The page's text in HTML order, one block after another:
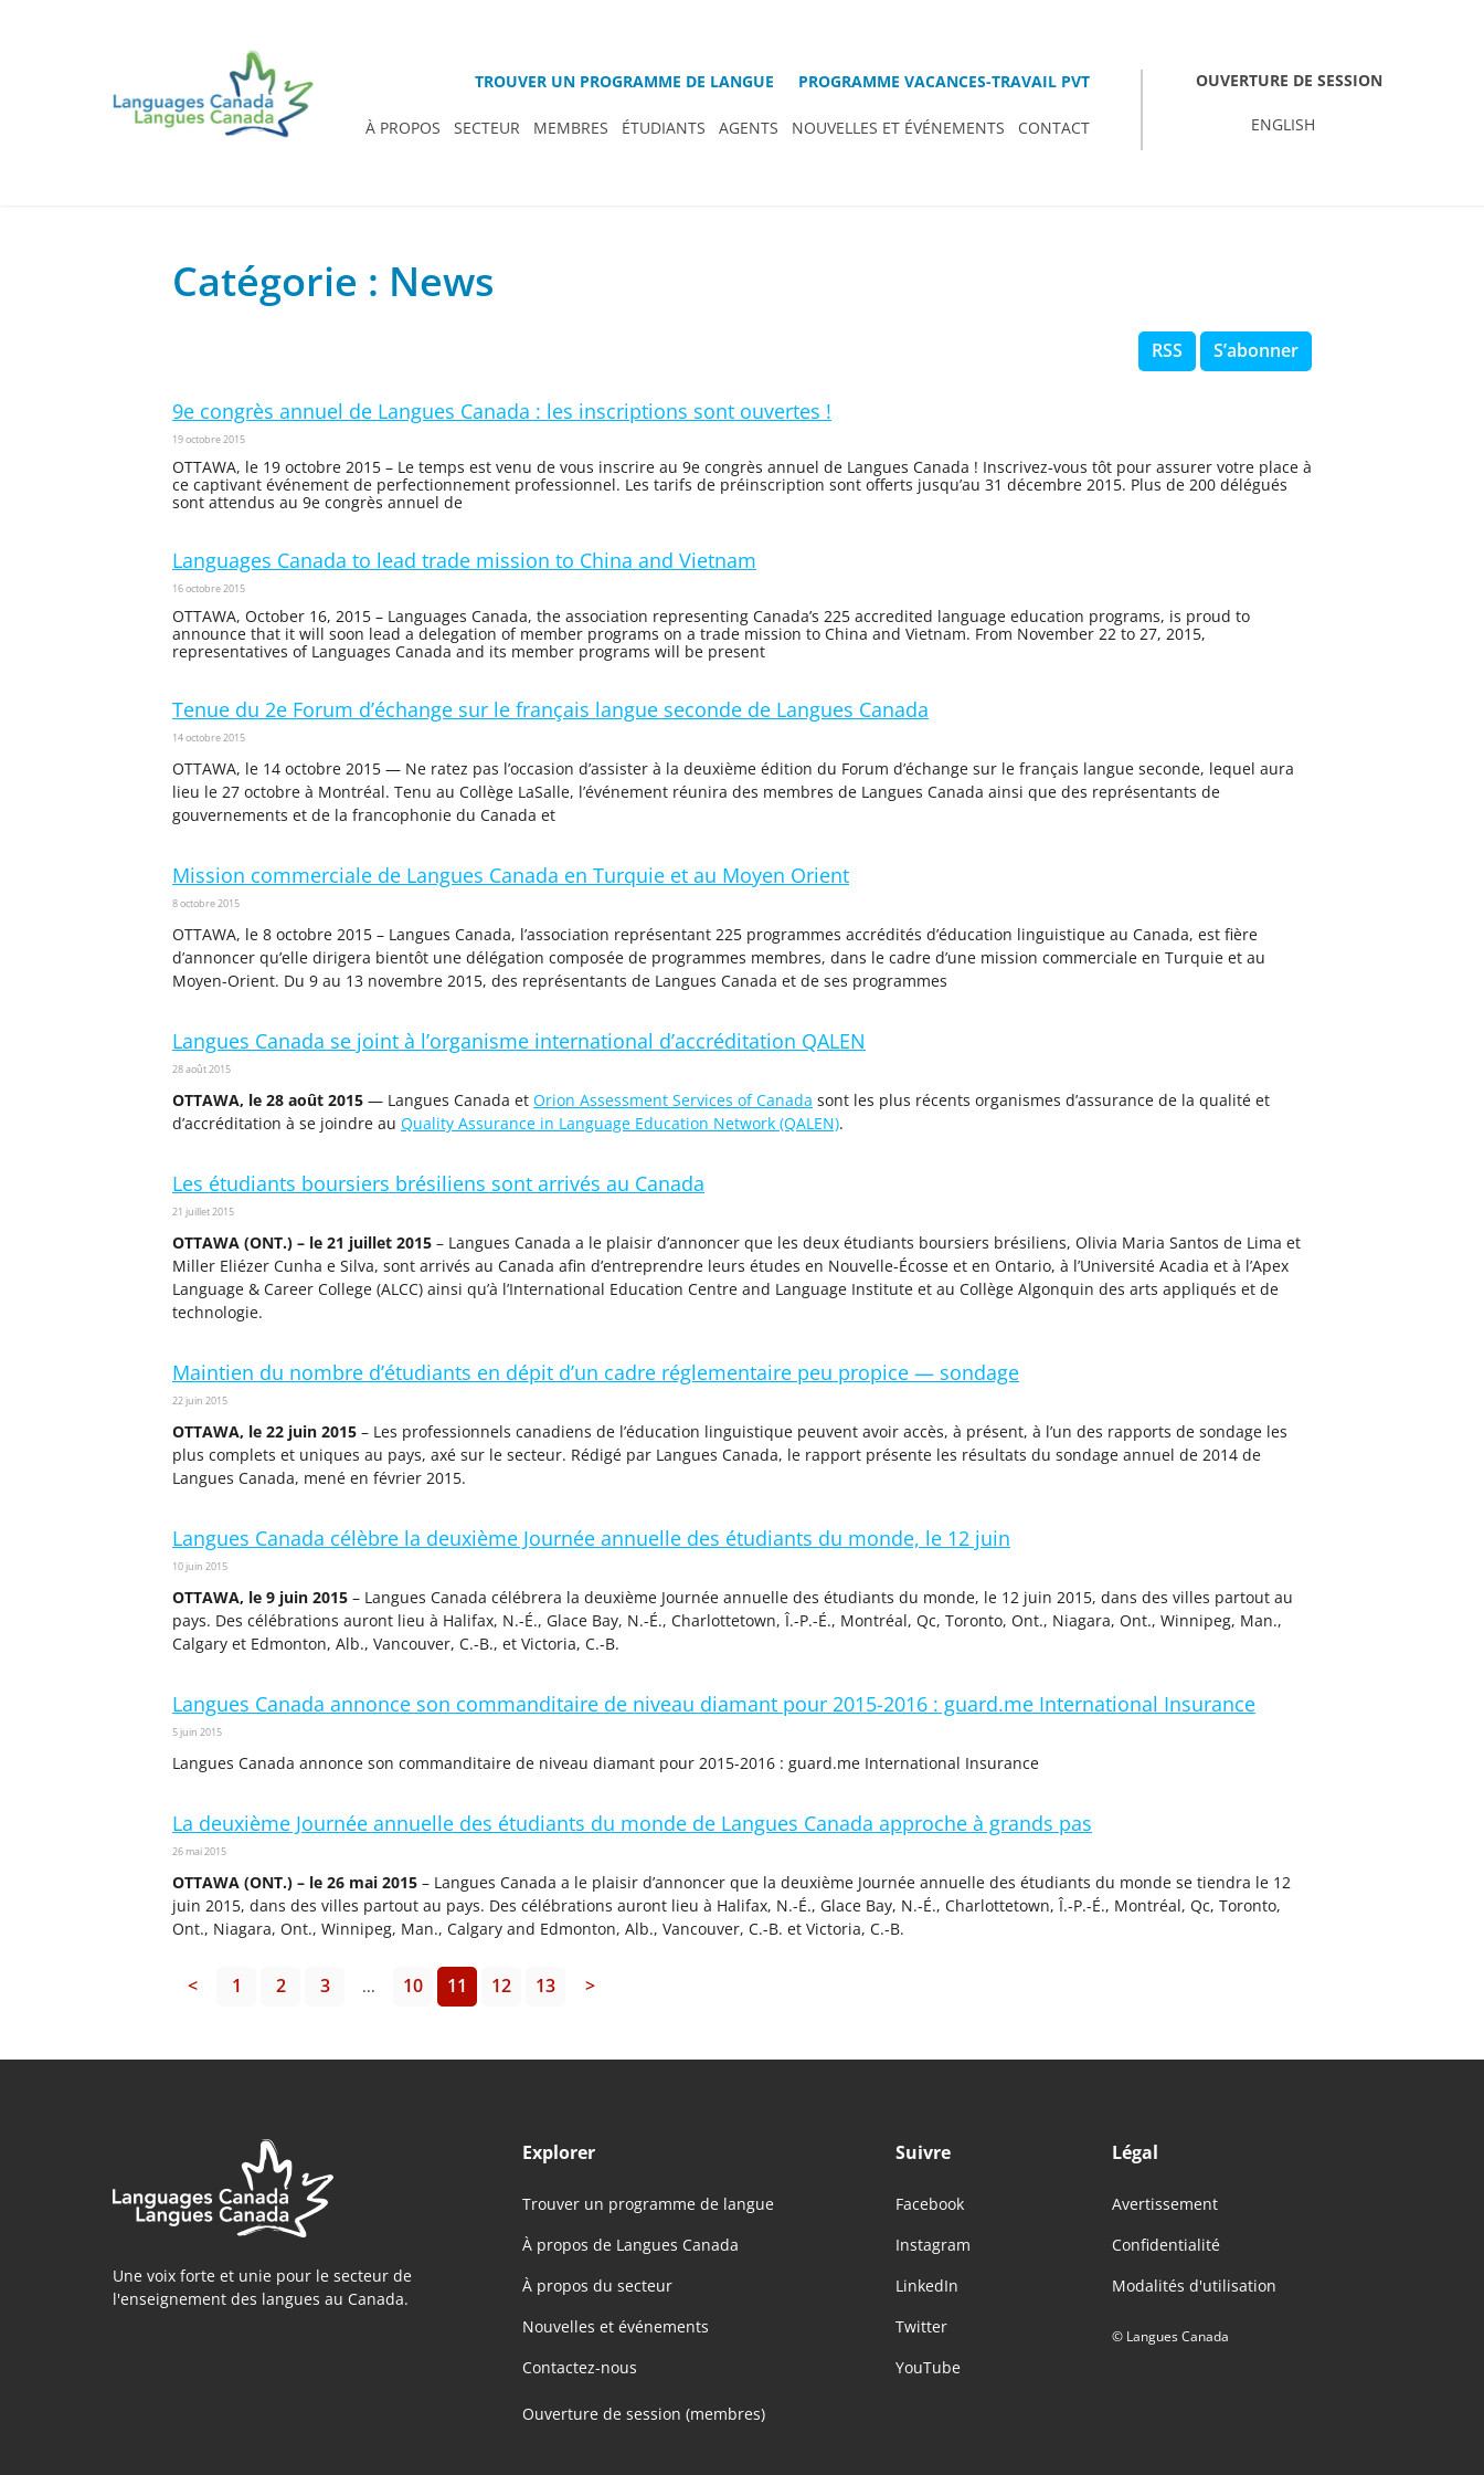
TROUVER UN PROGRAMME DE LANGUE PROGRAMME VACANCES-TRAVAIL PVT
À PROPOS SECTEUR MEMBRES ÉTUDIANTS AGENTS NOUVELLES ET ÉVÉNEMENTS CONTACT
OUVERTURE DE SESSION
ENGLISH
Catégorie : News
RSS S’abonner
9e congrès annuel de Langues Canada : les inscriptions sont ouvertes !
19 octobre 2015
OTTAWA, le 19 octobre 2015 – Le temps est venu de vous inscrire au 9e congrès annuel de Langues Canada ! Inscrivez‑vous tôt pour assurer votre place à
ce captivant événement de perfectionnement professionnel. Les tarifs de préinscription sont offerts jusqu’au 31 décembre 2015. Plus de 200 délégués
sont attendus au 9e congrès annuel de
Languages Canada to lead trade mission to China and Vietnam
16 octobre 2015
OTTAWA, October 16, 2015 – Languages Canada, the association representing Canada’s 225 accredited language education programs, is proud to
announce that it will soon lead a delegation of member programs on a trade mission to China and Vietnam. From November 22 to 27, 2015,
representatives of Languages Canada and its member programs will be present
Tenue du 2e Forum d’échange sur le français langue seconde de Langues Canada
14 octobre 2015
OTTAWA, le 14 octobre 2015 — Ne ratez pas l’occasion d’assister à la deuxième édition du Forum d’échange sur le français langue seconde, lequel aura
lieu le 27 octobre à Montréal. Tenu au Collège LaSalle, l’événement réunira des membres de Langues Canada ainsi que des représentants de
gouvernements et de la francophonie du Canada et
Mission commerciale de Langues Canada en Turquie et au Moyen Orient
8 octobre 2015
OTTAWA, le 8 octobre 2015 – Langues Canada, l’association représentant 225 programmes accrédités d’éducation linguistique au Canada, est fière
d’annoncer qu’elle dirigera bientôt une délégation composée de programmes membres, dans le cadre d’une mission commerciale en Turquie et au
Moyen-Orient. Du 9 au 13 novembre 2015, des représentants de Langues Canada et de ses programmes
Langues Canada se joint à l’organisme international d’accréditation QALEN
28 août 2015
OTTAWA, le 28 août 2015 — Langues Canada et Orion Assessment Services of Canada sont les plus récents organismes d’assurance de la qualité et
d’accréditation à se joindre au Quality Assurance in Language Education Network (QALEN).
Les étudiants boursiers brésiliens sont arrivés au Canada
21 juillet 2015
OTTAWA (ONT.) – le 21 juillet 2015 – Langues Canada a le plaisir d’annoncer que les deux étudiants boursiers brésiliens, Olivia Maria Santos de Lima et
Miller Eliézer Cunha e Silva, sont arrivés au Canada afin d’entreprendre leurs études en Nouvelle-Écosse et en Ontario, à l’Université Acadia et à l’Apex
Language & Career College (ALCC) ainsi qu’à l’International Education Centre and Language Institute et au Collège Algonquin des arts appliqués et de
technologie.
Maintien du nombre d’étudiants en dépit d’un cadre réglementaire peu propice — sondage
22 juin 2015
OTTAWA, le 22 juin 2015 – Les professionnels canadiens de l’éducation linguistique peuvent avoir accès, à présent, à l’un des rapports de sondage les
plus complets et uniques au pays, axé sur le secteur. Rédigé par Langues Canada, le rapport présente les résultats du sondage annuel de 2014 de
Langues Canada, mené en février 2015.
Langues Canada célèbre la deuxième Journée annuelle des étudiants du monde, le 12 juin
10 juin 2015
OTTAWA, le 9 juin 2015 – Langues Canada célébrera la deuxième Journée annuelle des étudiants du monde, le 12 juin 2015, dans des villes partout au
pays. Des célébrations auront lieu à Halifax, N.-É., Glace Bay, N.-É., Charlottetown, Î.-P.-É., Montréal, Qc, Toronto, Ont., Niagara, Ont., Winnipeg, Man.,
Calgary et Edmonton, Alb., Vancouver, C.-B., et Victoria, C.-B.
Langues Canada annonce son commanditaire de niveau diamant pour 2015-2016 : guard.me International Insurance
5 juin 2015
Langues Canada annonce son commanditaire de niveau diamant pour 2015-2016 : guard.me International Insurance
La deuxième Journée annuelle des étudiants du monde de Langues Canada approche à grands pas
26 mai 2015
OTTAWA (ONT.) – le 26 mai 2015 – Langues Canada a le plaisir d’annoncer que la deuxième Journée annuelle des étudiants du monde se tiendra le 12
juin 2015, dans des villes partout au pays. Des célébrations auront lieu à Halifax, N.-É., Glace Bay, N.-É., Charlottetown, Î.-P.-É., Montréal, Qc, Toronto,
Ont., Niagara, Ont., Winnipeg, Man., Calgary and Edmonton, Alb., Vancouver, C.-B. et Victoria, C.-B.
< 1 2 3 ... 10 11 12 13 >
Une voix forte et unie pour le secteur de
l'enseignement des langues au Canada.
Explorer
Trouver un programme de langue
À propos de Langues Canada
À propos du secteur
Nouvelles et événements
Contactez-nous
Ouverture de session (membres)
Suivre
Facebook
Instagram
LinkedIn
Twitter
YouTube
Légal
Avertissement
Confidentialité
Modalités d'utilisation
© Langues Canada